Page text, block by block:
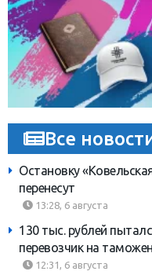
Все
Остановку
перенесут
13:28, 6 августа
130 тыс. рублей
перевозчик на
12:31, 6 августа